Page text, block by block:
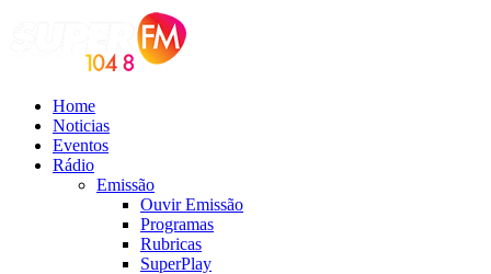
Home
Noticias
Eventos
Rádio
Emissão
Ouvir Emissão
Programas
Rubricas
SuperPlay